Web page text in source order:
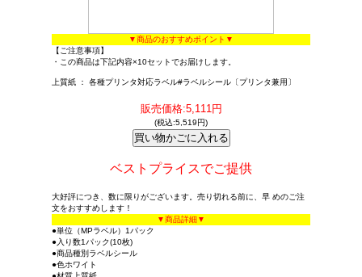
▼商品のおすすめポイント▼
【ご注意事項】
・この商品は下記内容×10セットでお届けします。
上質紙 ： 各種プリンタ対応ラベル#ラベルシール〔プリンタ兼用〕
販売価格:5,111円
(税込:5,519円)
ベストプライスでご提供
大好評につき、数に限りがございます。売り切れる前に、早 めのご注
文をおすすめします！
▼商品詳細▼
●単位（MPラベル）1パック
●入り数1パック(10枚)
●商品種別ラベルシール
●色ホワイト